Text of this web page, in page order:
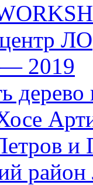
ЛО
2019
дерево
и
район